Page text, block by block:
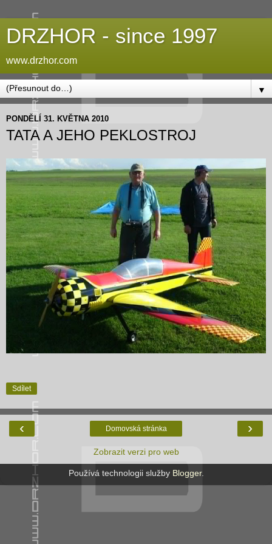
DRZHOR - since 1997
www.drzhor.com
▼
PONDĚLÍ 31. KVĚTNA 2010
TATA A JEHO PEKLOSTROJ
Sdílet
‹ ›
Domovská stránka
Zobrazit verzi pro web
Používá technologii služby Blogger.